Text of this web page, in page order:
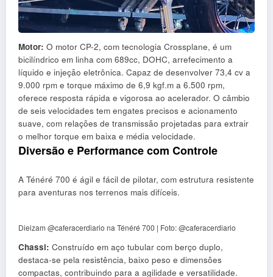
Motor: O motor CP-2, com tecnologia Crossplane, é um
bicilíndrico em linha com 689cc, DOHC, arrefecimento a
líquido e injeção eletrônica. Capaz de desenvolver 73,4 cv a
9.000 rpm e torque máximo de 6,9 kgf.m a 6.500 rpm,
oferece resposta rápida e vigorosa ao acelerador. O câmbio
de seis velocidades tem engates precisos e acionamento
suave, com relações de transmissão projetadas para extrair
o melhor torque em baixa e média velocidade.
Diversão e Performance com Controle
A Ténéré 700 é ágil e fácil de pilotar, com estrutura resistente
para aventuras nos terrenos mais difíceis.
Dieizam @caferacerdiario na Ténéré 700 | Foto: @caferacerdiario
Chassi: Construído em aço tubular com berço duplo,
destaca-se pela resistência, baixo peso e dimensões
compactas, contribuindo para a agilidade e versatilidade.